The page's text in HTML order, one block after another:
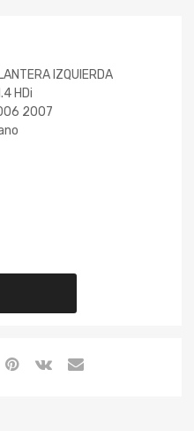
IZQUIERDA
HDi
2007